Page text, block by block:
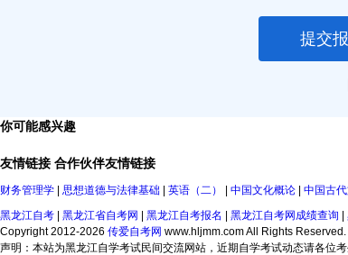
提交
你可能感兴趣
友情链接 合作伙伴友情链接
财务管理学 思想道德与法律基础 英语（二） 中国文化概论 中国古代
黑龙江自考
黑龙江省自考网 黑龙江自考报名 黑龙江自考网成绩查询
Copyright 2012-2026 传爱自考网 www.hljmm.com All Rights Reserved.
声明：本站为黑龙江自学考试民间交流网站，近期自学考试动态请各位